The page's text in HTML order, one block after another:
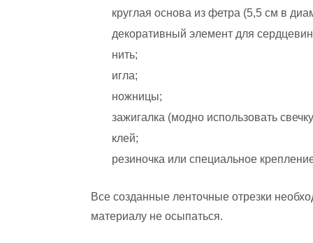
круглая основа из фетра (5,5 см в
декоративный элемент для
нить;
игла;
ножницы;
зажигалка (модно использовать
клей;
резиночка или специальное
Все созданные ленточные отрезки
материалу не осыпаться.